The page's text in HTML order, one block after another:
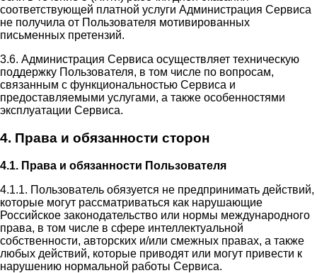
соответствующей платной услуги Администрация Сервиса
не получила от Пользователя мотивированных
письменных претензий.
3.6. Администрация Сервиса осуществляет техническую
поддержку Пользователя, в том числе по вопросам,
связанным с функциональностью Сервиса и
предоставляемыми услугами, а также особенностями
эксплуатации Сервиса.
4. Права и обязанности сторон
4.1. Права и обязанности Пользователя
4.1.1. Пользователь обязуется не предпринимать действий,
которые могут рассматриваться как нарушающие
Российское законодательство или нормы международного
права, в том числе в сфере интеллектуальной
собственности, авторских и/или смежных правах, а также
любых действий, которые приводят или могут привести к
нарушению нормальной работы Сервиса.